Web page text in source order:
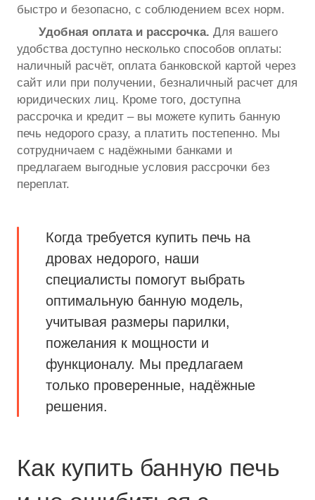
быстро и безопасно, с соблюдением всех норм.
Удобная оплата и рассрочка. Для вашего
удобства доступно несколько способов оплаты:
наличный расчёт, оплата банковской картой через
сайт или при получении, безналичный расчет для
юридических лиц. Кроме того, доступна
рассрочка и кредит – вы можете купить банную
печь недорого сразу, а платить постепенно. Мы
сотрудничаем с надёжными банками и
предлагаем выгодные условия рассрочки без
переплат.
Когда требуется купить печь на
дровах недорого, наши
специалисты помогут выбрать
оптимальную банную модель,
учитывая размеры парилки,
пожелания к мощности и
функционалу. Мы предлагаем
только проверенные, надёжные
решения.
Как купить банную печь